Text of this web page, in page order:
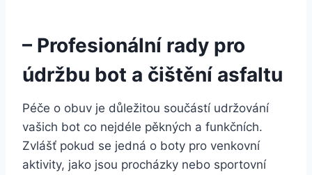
– Profesionální rady⁣ pro
údržbu⁢ bot a čištění asfaltu
Péče ‌o obuv je důležitou součástí udržování​
vašich bot ⁢co nejdéle pěkných a funkčních.
Zvlášť pokud se ‍jedná o boty pro⁢ venkovní‍
aktivity, jako jsou procházky nebo sportovní